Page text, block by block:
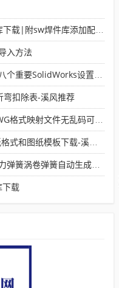
sw焊件库添加配置使用教程
入方法
设置可以提高你的画图效率
扣除表-溪风推荐
件无乱码可分层-溪风亲测推荐
图纸模板下载-溪风专用版
卷弹簧自动生成宏程序下载
载